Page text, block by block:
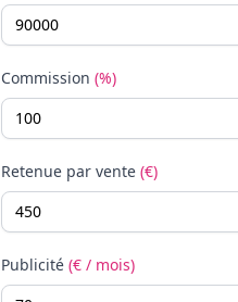
Commission (%)
Retenue par vente (€)
Publicité (€ / mois)